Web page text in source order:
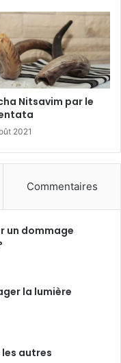
Nitsavim par le
2021
Commentaires
un dommage
la lumière
les autres